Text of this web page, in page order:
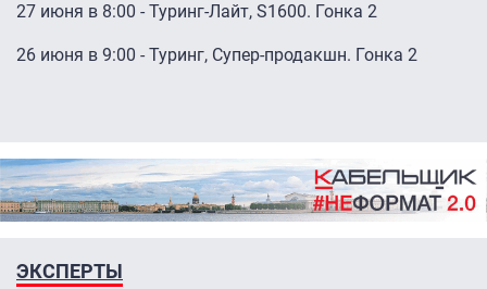
27 июня в 8:00 - Туринг-Лайт, S1600. Гонка 2
26 июня в 9:00 - Туринг, Супер-продакшн. Гонка 2
ЭКСПЕРТЫ